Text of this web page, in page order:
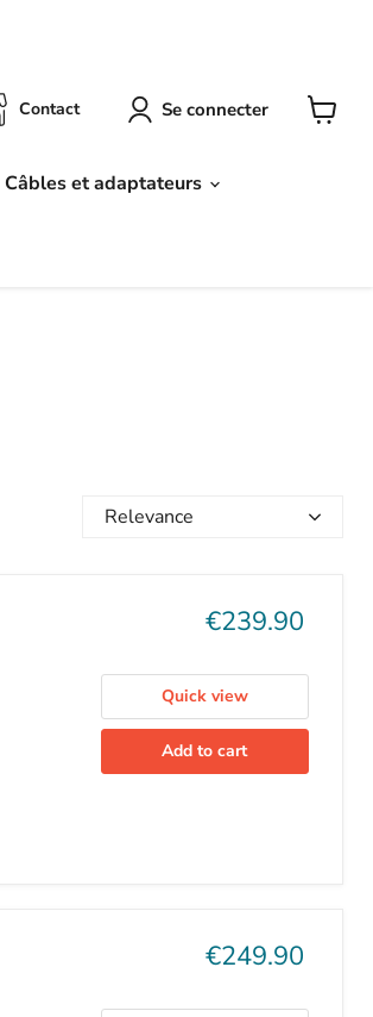
Contact Se connecter
Câbles et adaptateurs
Relevance
Current
€239.90
Quick view
Add to cart
Current
€249.90